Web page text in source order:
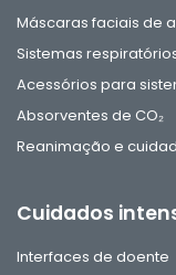
Máscaras faciais de
Sistemas
Acessórios para
Absorventes de CO₂
Reanimação e
Cuidados
Interfaces de doente